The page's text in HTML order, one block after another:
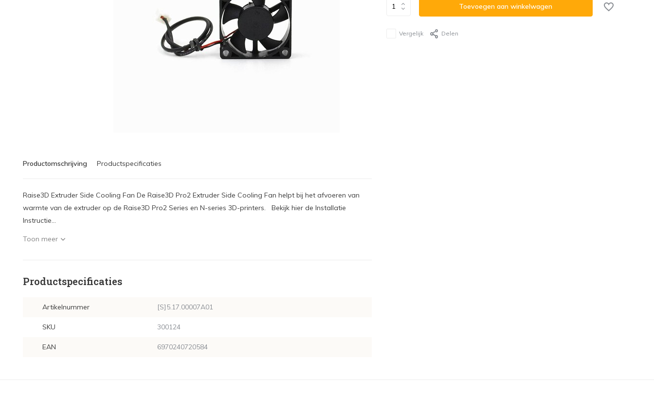
Productomschrijving Productspecificaties
Raise3D Extruder Side Cooling Fan De Raise3D Pro2 Extruder Side Cooling Fan helpt bij het afvoeren van
warmte van de extruder op de Raise3D Pro2 Series en N-series 3D-printers. Bekijk hier de Installatie
Instructie...
Toon meer
Productspecificaties
Artikelnummer [S]5.17.00007A01
SKU 300124
EAN 6970240720584
Toevoegen aan winkelwagen
Vergelijk Delen